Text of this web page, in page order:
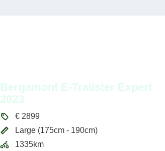
Bergamont E-Trailster Expert
2023
€ 2899
Large (175cm - 190cm)
1335km